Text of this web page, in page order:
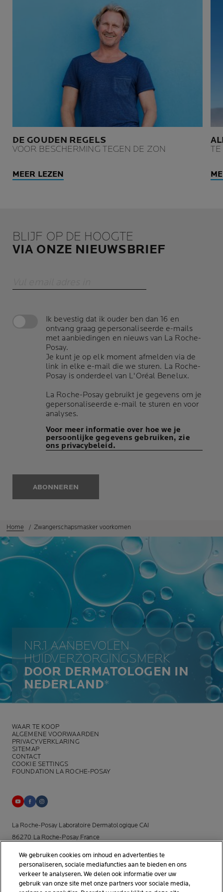
DE GOUDEN REGELS
VOOR BESCHERMING TEGEN DE ZON
MEER LEZEN
TE
BLIJF OP DE HOOGTE
VIA ONZE NIEUWSBRIEF
Ik bevestig dat ik ouder ben dan 16 en
ontvang graag gepersonaliseerde e-mails
met aanbiedingen en nieuws van La Roche-
Posay.
Je kunt je op elk moment afmelden via de
link in elke e-mail die we sturen. La Roche-
Posay is onderdeel van L'Oréal Benelux.
La Roche-Posay gebruikt je gegevens om je
gepersonaliseerde e-mail te sturen en voor
analyses.
Voor meer informatie over hoe we je
persoonlijke gegevens gebruiken, zie
ons privacybeleid.
ABONNEREN
Home Zwangerschapsmasker voorkomen
NR.1 AANBEVOLEN
HUIDVERZORGINGSMERK
DOOR DERMATOLOGEN IN
NEDERLAND*
WAAR TE KOOP
ALGEMENE VOORWAARDEN
PRIVACYVERKLARING
SITEMAP
CONTACT
COOKIE SETTINGS
FOUNDATION LA ROCHE-POSAY
La Roche-Posay Laboratoire Dermatologique CAI
86270 La Roche-Posay France
*Onderzoek uitgevoerd binnen de dermo-cosmetische
huidverzorgingsmarkt door APLUSA en haar partners van januari tot
We gebruiken cookies om inhoud en advertenties te
personaliseren, sociale mediafuncties aan te bieden en ons
verkeer te analyseren. We delen ook informatie over uw
gebruik van onze site met onze partners voor sociale media,